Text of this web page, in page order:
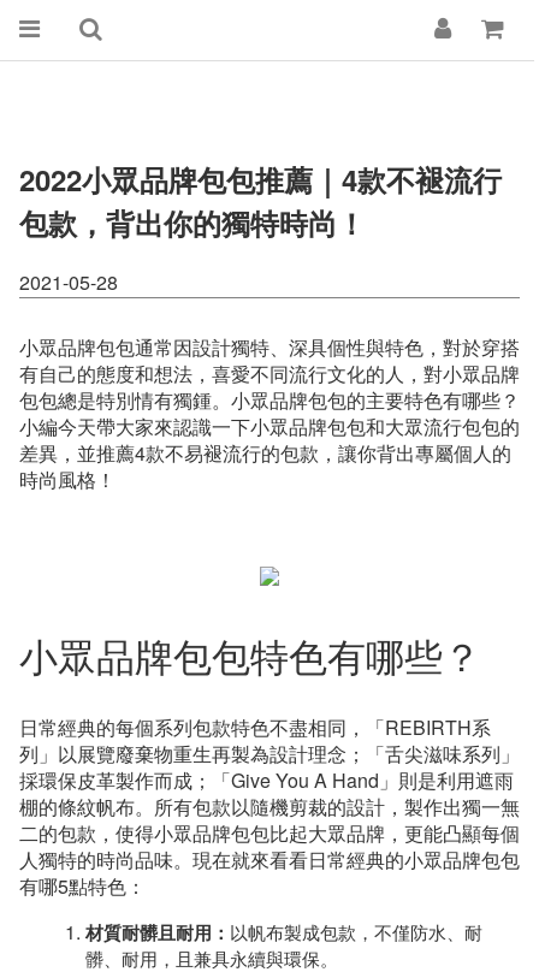
2022小眾品牌包包推薦｜4款不褪流行
包款，背出你的獨特時尚！
2021-05-28
小眾品牌包包通常因設計獨特、深具個性與特色，對於穿搭
有自己的態度和想法，喜愛不同流行文化的人，對小眾品牌
包包總是特別情有獨鍾。小眾品牌包包的主要特色有哪些？
小編今天帶大家來認識一下小眾品牌包包和大眾流行包包的
差異，並推薦4款不易褪流行的包款，讓你背出專屬個人的
時尚風格！
小眾品牌包包特色有哪些？
日常經典的每個系列包款特色不盡相同，「REBIRTH系
列」以展覽廢棄物重生再製為設計理念；「舌尖滋味系列」
採環保皮革製作而成；「Give You A Hand」則是利用遮雨
棚的條紋帆布。所有包款以隨機剪裁的設計，製作出獨一無
二的包款，使得小眾品牌包包比起大眾品牌，更能凸顯每個
人獨特的時尚品味。現在就來看看日常經典的小眾品牌包包
有哪5點特色：
材質耐髒且耐用： 以帆布製成包款，不僅防水、耐
髒、耐用，且兼具永續與環保。